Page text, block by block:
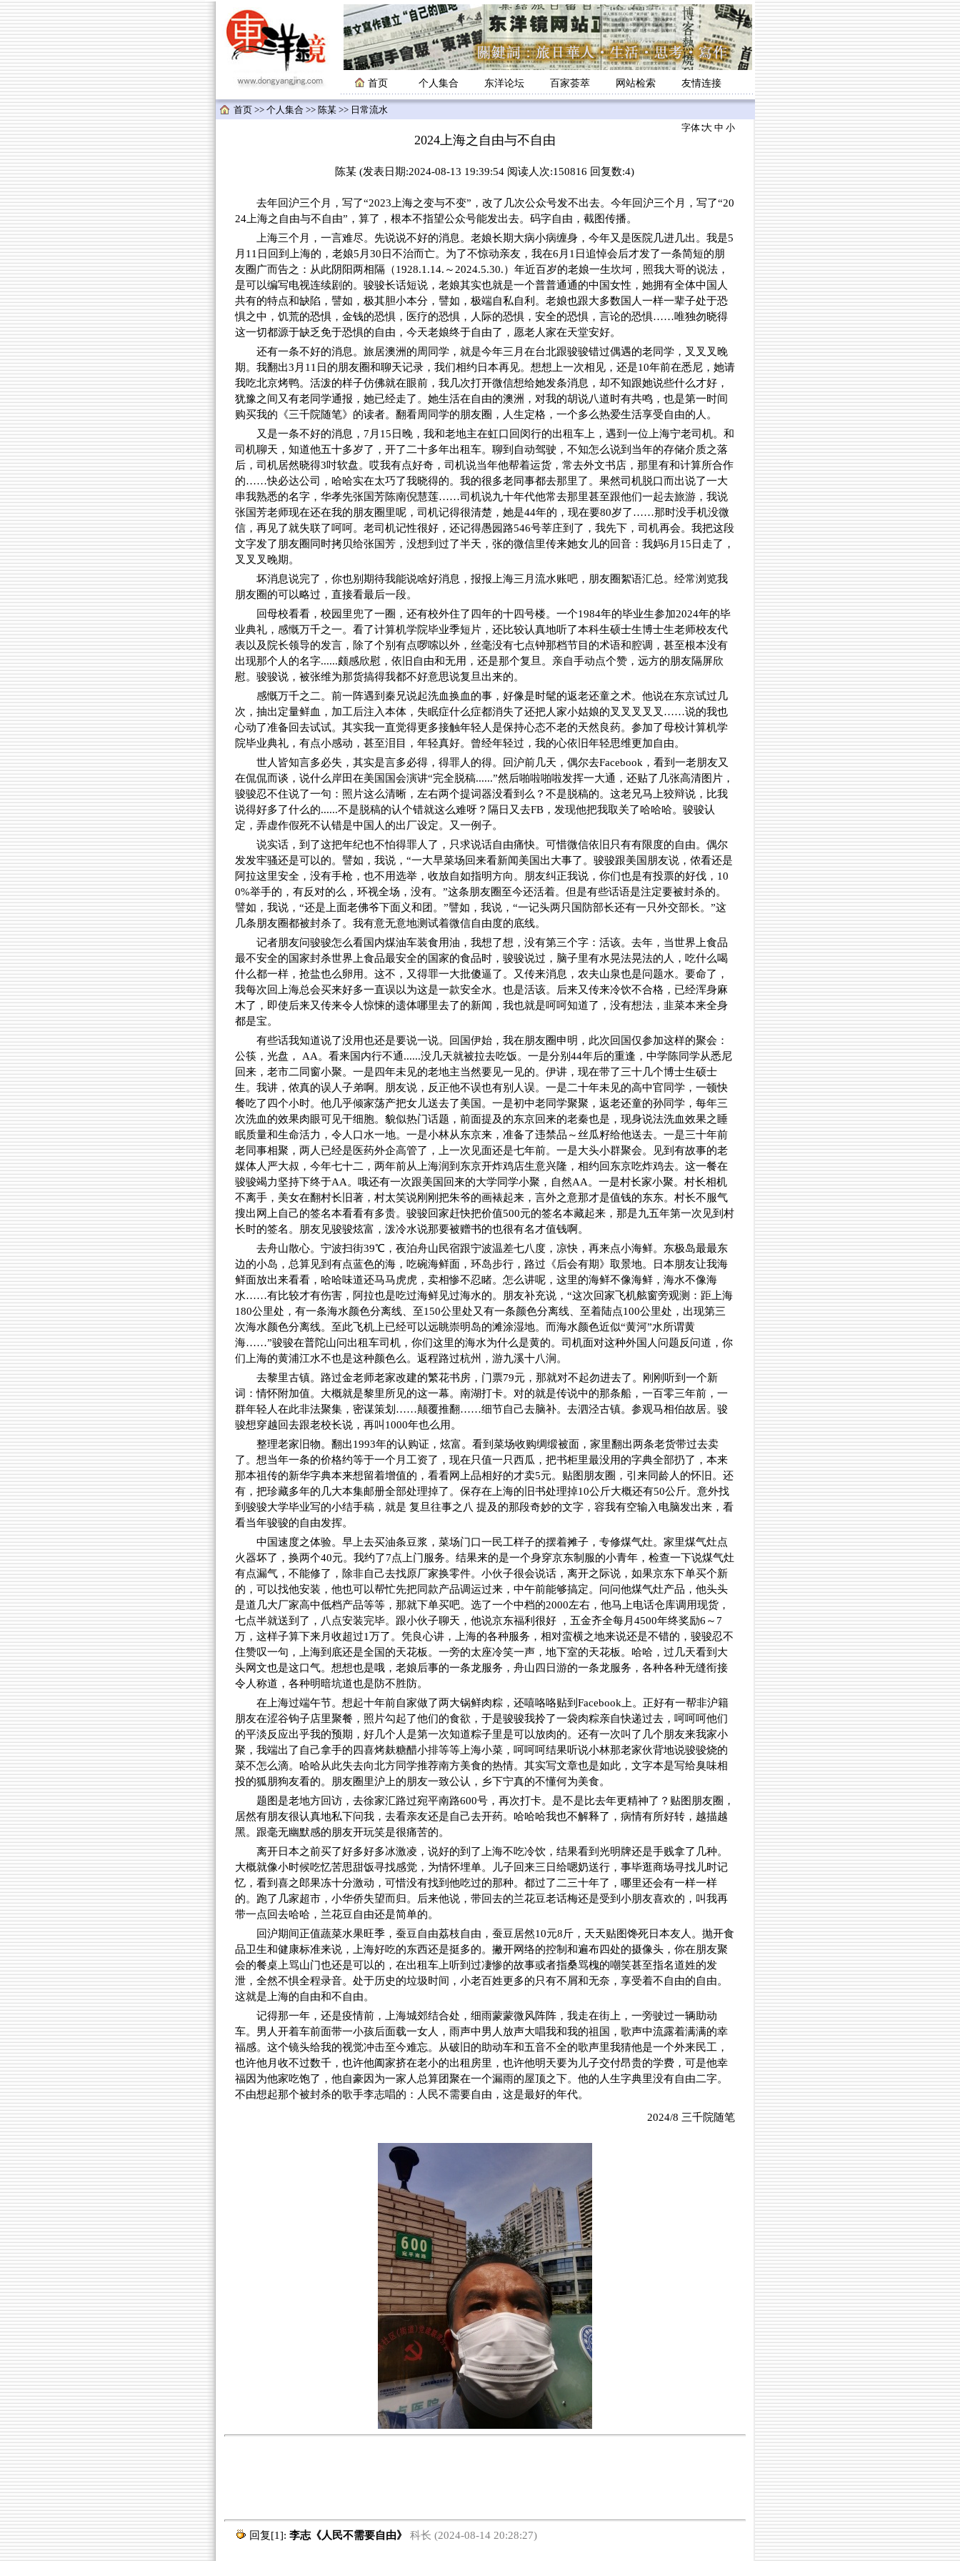
首页 个人集合 东洋论坛 百家荟萃 网站检索 友情连接
首页 >> 个人集合 >> 陈某 >> 日常流水
字体∶大 中 小
2024上海之自由与不自由
陈某 (发表日期:2024-08-13 19:39:54 阅读人次:150816 回复数:4)
去年回沪三个月，写了“2023上海之变与不变”，改了几次公众号发不出去。今年回沪三个月，写了“20
24上海之自由与不自由”，算了，根本不指望公众号能发出去。码字自由，截图传播。
上海三个月，一言难尽。先说说不好的消息。老娘长期大病小病缠身，今年又是医院几进几出。我是5
月11日回到上海的，老娘5月30日不治而亡。为了不惊动亲友，我在6月1日追悼会后才发了一条简短的朋
友圈广而告之：从此阴阳两相隔（1928.1.14.～2024.5.30.）年近百岁的老娘一生坎坷，照我大哥的说法，
是可以编写电视连续剧的。骏骏长话短说，老娘其实也就是一个普普通通的中国女性，她拥有全体中国人
共有的特点和缺陷，譬如，极其胆小本分，譬如，极端自私自利。老娘也跟大多数国人一样一辈子处于恐
惧之中，饥荒的恐惧，金钱的恐惧，医疗的恐惧，人际的恐惧，安全的恐惧，言论的恐惧……唯独勿晓得
这一切都源于缺乏免于恐惧的自由，今天老娘终于自由了，愿老人家在天堂安好。
还有一条不好的消息。旅居澳洲的周同学，就是今年三月在台北跟骏骏错过偶遇的老同学，叉叉叉晚
期。我翻出3月11日的朋友圈和聊天记录，我们相约日本再见。想想上一次相见，还是10年前在悉尼，她请
我吃北京烤鸭。活泼的样子仿佛就在眼前，我几次打开微信想给她发条消息，却不知跟她说些什么才好，
犹豫之间又有老同学通报，她已经走了。她生活在自由的澳洲，对我的胡说八道时有共鸣，也是第一时间
购买我的《三千院随笔》的读者。翻看周同学的朋友圈，人生定格，一个多么热爱生活享受自由的人。
又是一条不好的消息，7月15日晚，我和老地主在虹口回闵行的出租车上，遇到一位上海宁老司机。和
司机聊天，知道他五十多岁了，开了二十多年出租车。聊到自动驾驶，不知怎么说到当年的存储介质之落
后，司机居然晓得3吋软盘。哎我有点好奇，司机说当年他帮着运货，常去外文书店，那里有和计算所合作
的……快必达公司，哈哈实在太巧了我晓得的。我的很多老同事都去那里了。果然司机脱口而出说了一大
串我熟悉的名字，华孝先张国芳陈南倪慧莲……司机说九十年代他常去那里甚至跟他们一起去旅游，我说
张国芳老师现在还在我的朋友圈里呢，司机记得很清楚，她是44年的，现在要80岁了……那时没手机没微
信，再见了就失联了呵呵。老司机记性很好，还记得愚园路546号莘庄到了，我先下，司机再会。我把这段
文字发了朋友圈同时拷贝给张国芳，没想到过了半天，张的微信里传来她女儿的回音：我妈6月15日走了，
叉叉叉晚期。
坏消息说完了，你也别期待我能说啥好消息，报报上海三月流水账吧，朋友圈絮语汇总。经常浏览我
朋友圈的可以略过，直接看最后一段。
回母校看看，校园里兜了一圈，还有校外住了四年的十四号楼。一个1984年的毕业生参加2024年的毕
业典礼，感慨万千之一。看了计算机学院毕业季短片，还比较认真地听了本科生硕士生博士生老师校友代
表以及院长领导的发言，除了个别有点啰嗦以外，丝毫没有七点钟那档节目的术语和腔调，甚至根本没有
出现那个人的名字......颇感欣慰，依旧自由和无用，还是那个复旦。亲自手动点个赞，远方的朋友隔屏欣
慰。骏骏说，被张维为那货搞得我都不好意思说复旦出来的。
感慨万千之二。前一阵遇到秦兄说起洗血换血的事，好像是时髦的返老还童之术。他说在东京试过几
次，抽出定量鲜血，加工后注入本体，失眠症什么症都消失了还把人家小姑娘的叉叉叉叉叉……说的我也
心动了准备回去试试。其实我一直觉得更多接触年轻人是保持心态不老的天然良药。参加了母校计算机学
院毕业典礼，有点小感动，甚至泪目，年轻真好。曾经年轻过，我的心依旧年轻思维更加自由。
世人皆知言多必失，其实是言多必得，得罪人的得。回沪前几天，偶尔去Facebook，看到一老朋友又
在侃侃而谈，说什么岸田在美国国会演讲“完全脱稿......”然后啪啦啪啦发挥一大通，还贴了几张高清图片，
骏骏忍不住说了一句：照片这么清晰，左右两个提词器没看到么？不是脱稿的。这老兄马上狡辩说，比我
说得好多了什么的......不是脱稿的认个错就这么难呀？隔日又去FB，发现他把我取关了哈哈哈。骏骏认
定，弄虚作假死不认错是中国人的出厂设定。又一例子。
说实话，到了这把年纪也不怕得罪人了，只求说话自由痛快。可惜微信依旧只有有限度的自由。偶尔
发发牢骚还是可以的。譬如，我说，“一大早菜场回来看新闻美国出大事了。骏骏跟美国朋友说，侬看还是
阿拉这里安全，没有手枪，也不用选举，收放自如指明方向。朋友纠正我说，你们也是有投票的好伐，10
0%举手的，有反对的么，环视全场，没有。”这条朋友圈至今还活着。但是有些话语是注定要被封杀的。
譬如，我说，“还是上面老佛爷下面义和团。”譬如，我说，“一记头两只国防部长还有一只外交部长。”这
几条朋友圈都被封杀了。我有意无意地测试着微信自由度的底线。
记者朋友问骏骏怎么看国内煤油车装食用油，我想了想，没有第三个字：活该。去年，当世界上食品
最不安全的国家封杀世界上食品最安全的国家的食品时，骏骏说过，脑子里有水晃法晃法的人，吃什么喝
什么都一样，抢盐也么卵用。这不，又得罪一大批傻逼了。又传来消息，农夫山泉也是问题水。要命了，
我每次回上海总会买来好多一直误以为这是一款安全水。也是活该。后来又传来冷饮不合格，已经浑身麻
木了，即使后来又传来令人惊悚的遗体哪里去了的新闻，我也就是呵呵知道了，没有想法，韭菜本来全身
都是宝。
有些话我知道说了没用也还是要说一说。回国伊始，我在朋友圈申明，此次回国仅参加这样的聚会：
公筷，光盘， AA。看来国内行不通......没几天就被拉去吃饭。一是分别44年后的重逢，中学陈同学从悉尼
回来，老市二同窗小聚。一是四年未见的老地主当然要见一见的。伊讲，现在带了三十几个博士生硕士
生。我讲，侬真的误人子弟啊。朋友说，反正他不误也有别人误。一是二十年未见的高中官同学，一顿快
餐吃了四个小时。他几乎倾家荡产把女儿送去了美国。一是初中老同学聚聚，返老还童的孙同学，每年三
次洗血的效果肉眼可见干细胞。貌似热门话题，前面提及的东京回来的老秦也是，现身说法洗血效果之睡
眠质量和生命活力，令人口水一地。一是小林从东京来，准备了违禁品～丝瓜籽给他送去。一是三十年前
老同事相聚，两人已经是医药外企高管了，上一次见面还是七年前。一是大头小群聚会。见到有故事的老
媒体人严大叔，今年七十二，两年前从上海润到东京开炸鸡店生意兴隆，相约回东京吃炸鸡去。这一餐在
骏骏竭力坚持下终于AA。哦还有一次跟美国回来的大学同学小聚，自然AA。一是村长家小聚。村长相机
不离手，美女在翻村长旧著，村太笑说刚刚把朱爷的画裱起来，言外之意那才是值钱的东东。村长不服气
搜出网上自己的签名本看看有多贵。骏骏回家赶快把价值500元的签名本藏起来，那是九五年第一次见到村
长时的签名。朋友见骏骏炫富，泼冷水说那要被赠书的也很有名才值钱啊。
去舟山散心。宁波扫街39℃，夜泊舟山民宿跟宁波温差七八度，凉快，再来点小海鲜。东极岛最最东
边的小岛，总算见到有点蓝色的海，吃碗海鲜面，环岛步行，路过《后会有期》取景地。日本朋友让我海
鲜面放出来看看，哈哈味道还马马虎虎，卖相惨不忍睹。怎么讲呢，这里的海鲜不像海鲜，海水不像海
水……有比较才有伤害，阿拉也是吃过海鲜见过海水的。朋友补充说，“这次回家飞机舷窗旁观测：距上海
180公里处，有一条海水颜色分离线、至150公里处又有一条颜色分离线、至着陆点100公里处，出现第三
次海水颜色分离线。至此飞机上已经可以远眺崇明岛的滩涂湿地。而海水颜色近似“黄河”水所谓黄
海……”骏骏在普陀山问出租车司机，你们这里的海水为什么是黄的。司机面对这种外国人问题反问道，你
们上海的黄浦江水不也是这种颜色么。返程路过杭州，游九溪十八涧。
去黎里古镇。路过金老师老家改建的繁花书房，门票79元，那就对不起勿进去了。刚刚听到一个新
词：情怀附加值。大概就是黎里所见的这一幕。南湖打卡。对的就是传说中的那条船，一百零三年前，一
群年轻人在此非法聚集，密谋策划……颠覆推翻……细节自己去脑补。去泗泾古镇。参观马相伯故居。骏
骏想穿越回去跟老校长说，再叫1000年也么用。
整理老家旧物。翻出1993年的认购证，炫富。看到菜场收购绸缎被面，家里翻出两条老货带过去卖
了。想当年一条的价格约等于一个月工资了，现在只值一只西瓜，把书柜里最没用的字典全部扔了，本来
那本祖传的新华字典本来想留着增值的，看看网上品相好的才卖5元。贴图朋友圈，引来同龄人的怀旧。还
有，把珍藏多年的几大本集邮册全部处理掉了。保存在上海的旧书处理掉10公斤大概还有50公斤。意外找
到骏骏大学毕业写的小结手稿，就是 复旦往事之八 提及的那段奇妙的文字，容我有空输入电脑发出来，看
看当年骏骏的自由发挥。
中国速度之体验。早上去买油条豆浆，菜场门口一民工样子的摆着摊子，专修煤气灶。家里煤气灶点
火器坏了，换两个40元。我约了7点上门服务。结果来的是一个身穿京东制服的小青年，检查一下说煤气灶
有点漏气，不能修了，除非自己去找原厂家换零件。小伙子很会说话，离开之际说，如果京东下单买个新
的，可以找他安装，他也可以帮忙先把同款产品调运过来，中午前能够搞定。问问他煤气灶产品，他头头
是道几大厂家高中低档产品等等，那就下单买吧。选了一个中档的2000左右，他马上电话仓库调用现货，
七点半就送到了，八点安装完毕。跟小伙子聊天，他说京东福利很好 ，五金齐全每月4500年终奖励6～7
万，这样子算下来月收超过1万了。凭良心讲，上海的各种服务，相对蛮横之地来说还是不错的，骏骏忍不
住赞叹一句，上海到底还是全国的天花板。一旁的太座冷笑一声，地下室的天花板。哈哈，过几天看到大
头网文也是这口气。想想也是哦，老娘后事的一条龙服务，舟山四日游的一条龙服务，各种各种无缝衔接
令人称道，各种明暗坑道也是防不胜防。
在上海过端午节。想起十年前自家做了两大锅鲜肉粽，还嘻咯咯贴到Facebook上。正好有一帮非沪籍
朋友在涩谷钩子店里聚餐，照片勾起了他们的食欲，于是骏骏我拎了一袋肉粽亲自快递过去，呵呵呵他们
的平淡反应出乎我的预期，好几个人是第一次知道粽子里是可以放肉的。还有一次叫了几个朋友来我家小
聚，我端出了自己拿手的四喜烤麸糖醋小排等等上海小菜，呵呵呵结果听说小林那老家伙背地说骏骏烧的
菜不怎么滴。哈哈从此失去向北方同学推荐南方美食的热情。其实写文章也是如此，文字本是写给臭味相
投的狐朋狗友看的。朋友圈里沪上的朋友一致公认，乡下宁真的不懂何为美食。
题图是老地方回访，去徐家汇路过宛平南路600号，再次打卡。是不是比去年更精神了？贴图朋友圈，
居然有朋友很认真地私下问我，去看亲友还是自己去开药。哈哈哈我也不解释了，病情有所好转，越描越
黑。跟毫无幽默感的朋友开玩笑是很痛苦的。
离开日本之前买了好多好多冰激凌，说好的到了上海不吃冷饮，结果看到光明牌还是手贱拿了几种。
大概就像小时候吃忆苦思甜饭寻找感觉，为情怀埋单。儿子回来三日给嗯奶送行，事毕逛商场寻找儿时记
忆，看到喜之郎果冻十分激动，可惜没有找到他吃过的那种。都过了二三十年了，哪里还会有一样一样
的。跑了几家超市，小华侨失望而归。后来他说，带回去的兰花豆老话梅还是受到小朋友喜欢的，叫我再
带一点回去哈哈，兰花豆自由还是简单的。
回沪期间正值蔬菜水果旺季，蚕豆自由荔枝自由，蚕豆居然10元8斤，天天贴图馋死日本友人。抛开食
品卫生和健康标准来说，上海好吃的东西还是挺多的。撇开网络的控制和遍布四处的摄像头，你在朋友聚
会的餐桌上骂山门也还是可以的，在出租车上听到过凄惨的故事或者指桑骂槐的嘲笑甚至指名道姓的发
泄，全然不惧全程录音。处于历史的垃圾时间，小老百姓更多的只有不屑和无奈，享受着不自由的自由。
这就是上海的自由和不自由。
记得那一年，还是疫情前，上海城郊结合处，细雨蒙蒙微风阵阵，我走在街上，一旁驶过一辆助动
车。男人开着车前面带一小孩后面载一女人，雨声中男人放声大唱我和我的祖国，歌声中流露着满满的幸
福感。这个镜头给我的视觉冲击至今难忘。从破旧的助动车和五音不全的歌声里我猜他是一个外来民工，
也许他月收不过数千，也许他阖家挤在老小的出租房里，也许他明天要为儿子交付昂贵的学费，可是他幸
福因为他家吃饱了，他自豪因为一家人总算团聚在一个漏雨的屋顶之下。他的人生字典里没有自由二字。
不由想起那个被封杀的歌手李志唱的：人民不需要自由，这是最好的年代。
2024/8 三千院随笔
回复[1]: 李志《人民不需要自由》 科长 (2024-08-14 20:28:27)